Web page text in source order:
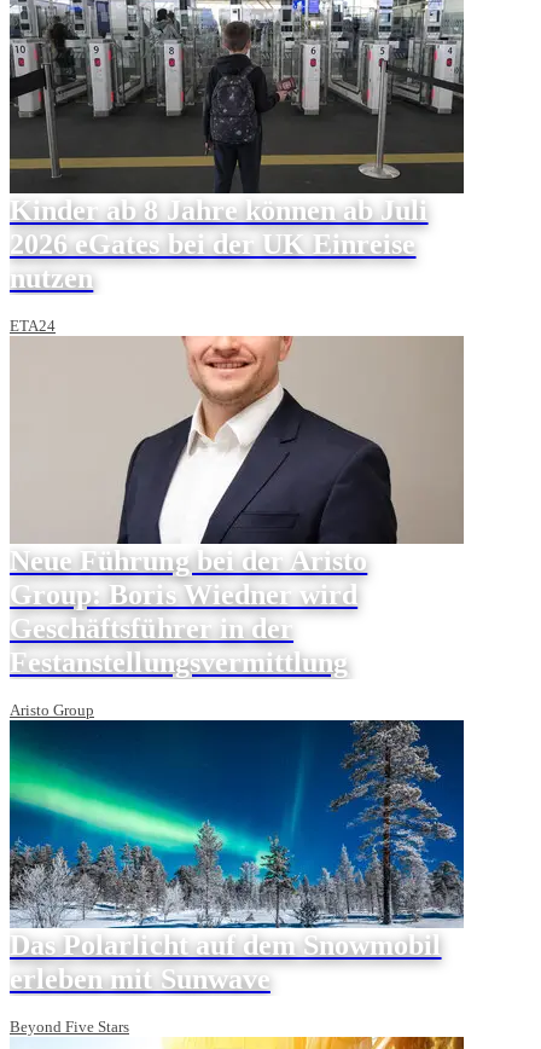
Kinder ab 8 Jahre können ab Juli
2026 eGates bei der UK Einreise
nutzen
ETA24
Neue Führung bei der Aristo
Group: Boris Wiedner wird
Geschäftsführer in der
Festanstellungsvermittlung
Aristo Group
Das Polarlicht auf dem Snowmobil
erleben mit Sunwave
Beyond Five Stars